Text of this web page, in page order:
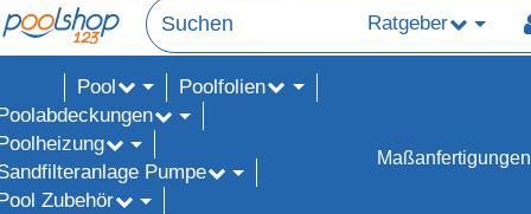
Ratgeber
Pool
Poolfolien
Pumpe
Zubehör
Maßanfertigungen